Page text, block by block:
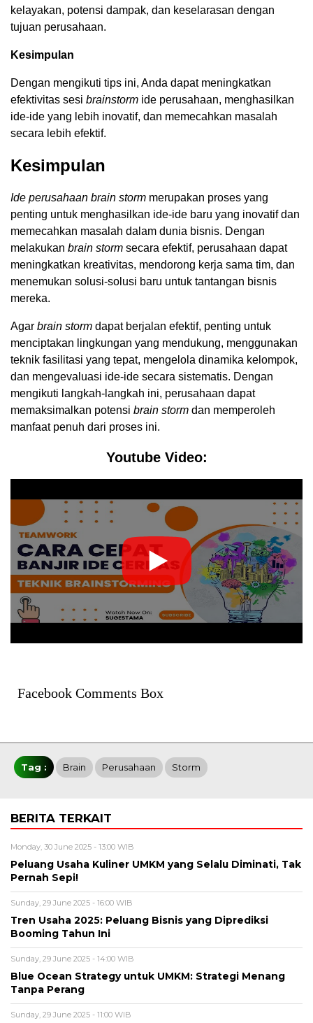
kelayakan, potensi dampak, dan keselarasan dengan
tujuan perusahaan.
Kesimpulan
Dengan mengikuti tips ini, Anda dapat meningkatkan
efektivitas sesi brainstorm ide perusahaan, menghasilkan
ide-ide yang lebih inovatif, dan memecahkan masalah
secara lebih efektif.
Kesimpulan
Ide perusahaan brain storm merupakan proses yang
penting untuk menghasilkan ide-ide baru yang inovatif dan
memecahkan masalah dalam dunia bisnis. Dengan
melakukan brain storm secara efektif, perusahaan dapat
meningkatkan kreativitas, mendorong kerja sama tim, dan
menemukan solusi-solusi baru untuk tantangan bisnis
mereka.
Agar brain storm dapat berjalan efektif, penting untuk
menciptakan lingkungan yang mendukung, menggunakan
teknik fasilitasi yang tepat, mengelola dinamika kelompok,
dan mengevaluasi ide-ide secara sistematis. Dengan
mengikuti langkah-langkah ini, perusahaan dapat
memaksimalkan potensi brain storm dan memperoleh
manfaat penuh dari proses ini.
Youtube Video:
Facebook Comments Box
Tag : Brain Perusahaan Storm
BERITA TERKAIT
Monday, 30 June 2025 - 13:00 WIB
Peluang Usaha Kuliner UMKM yang Selalu Diminati, Tak
Pernah Sepi!
Sunday, 29 June 2025 - 16:00 WIB
Tren Usaha 2025: Peluang Bisnis yang Diprediksi
Booming Tahun Ini
Sunday, 29 June 2025 - 14:00 WIB
Blue Ocean Strategy untuk UMKM: Strategi Menang
Tanpa Perang
Sunday, 29 June 2025 - 11:00 WIB